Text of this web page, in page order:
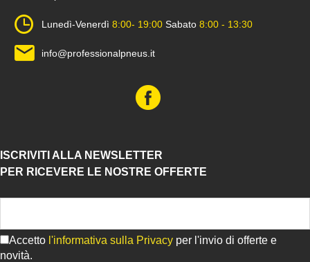
Lunedì-Venerdì 8:00- 19:00 Sabato 8:00 - 13:30
info@professionalpneus.it
ISCRIVITI ALLA NEWSLETTER
PER RICEVERE LE NOSTRE OFFERTE
Accetto l'informativa sulla Privacy per l'invio di offerte e
novità.